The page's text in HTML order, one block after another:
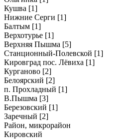
Кушва [1]
Нижние Серги [1]
Балтым [1]
Верхотурье [1]
Верхняя Пышма [5]
Станционный-Полевской [1]
Кировград пос. Лёвиха [1]
Курганово [2]
Белоярский [2]
п. Прохладный [1]
В.Пышма [3]
Березовский [1]
Заречный [2]
Район, микрорайон
Кировский